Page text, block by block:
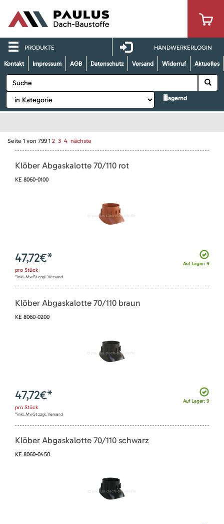
PRODUKTE HANDWERKERLOGIN
Kontakt Impressum AGB Datenschutz Versand Widerruf Aktuelles
lagernd
Seite 1 von 799 1 2 3 4 nächste
Klöber Abgaskalotte 70/110 rot
KE 8060-0100
Auf Lager: 9
47,72€*
pro Stück
*inkl. MwSt zzgl. Versand
Klöber Abgaskalotte 70/110 braun
KE 8060-0200
Auf Lager: 9
47,72€*
pro Stück
*inkl. MwSt zzgl. Versand
Klöber Abgaskalotte 70/110 schwarz
KE 8060-0450